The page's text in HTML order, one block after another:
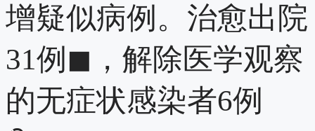
增疑似病例。治愈出院
31例◼，解除医学观察
的无症状感染者6例